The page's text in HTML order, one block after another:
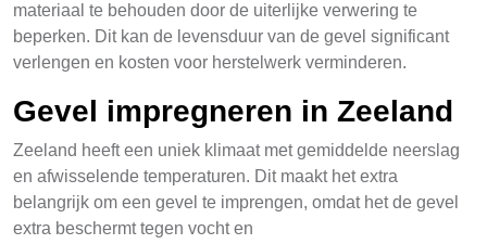
materiaal te behouden door de uiterlijke verwering te
beperken. Dit kan de levensduur van de gevel significant
verlengen en kosten voor herstelwerk verminderen.
Gevel impregneren in Zeeland
Zeeland heeft een uniek klimaat met gemiddelde neerslag
en afwisselende temperaturen. Dit maakt het extra
belangrijk om een gevel te imprengen, omdat het de gevel
extra beschermt tegen vocht en